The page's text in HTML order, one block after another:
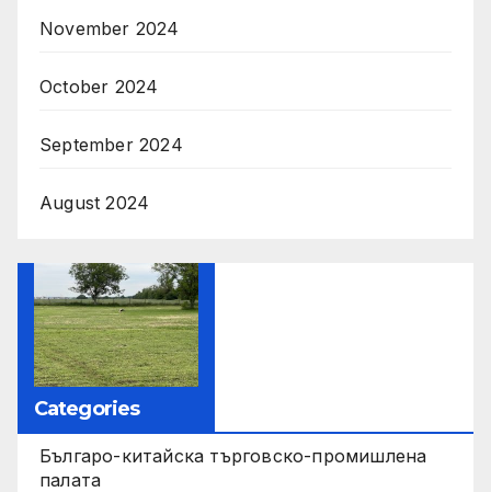
November 2024
October 2024
September 2024
August 2024
Categories
Българо-китайска търговско-промишлена
палата